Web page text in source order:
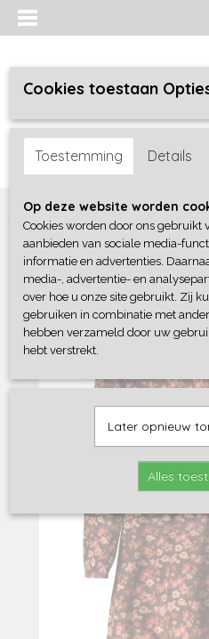
Inloggen Registreren
Home >Meisjes>jurken /
Cookies toestaan
Toestemming Details
Op deze website worden
Cookies worden door ons gebruikt
aanbieden van sociale media-
informatie en advertenties.
media-, advertentie- en
over hoe u onze site gebruikt. Zij
gebruiken in combinatie met
hebben verzameld door uw
hebt verstrekt.
Later opnieuw
Alles